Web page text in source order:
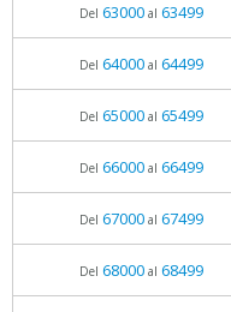
Del 63000al 63499
Del 64000al 64499
Del 65000al 65499
Del 66000al 66499
Del 67000al 67499
Del 68000al 68499